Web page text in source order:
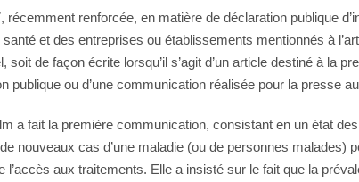
renforcée, en matière de déclaration publique
et des entreprises ou établissements mentionnés à
de façon écrite lorsqu’il s’agit d’un article destiné à la
publique ou d’une communication réalisée pour la presse
a fait la première communication, consistant en un état
nouveaux cas d’une maladie (ou de personnes malades)
aux traitements. Elle a insisté sur le fait que la